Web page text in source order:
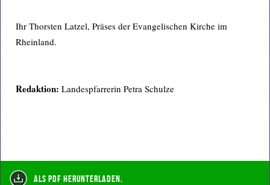
Ihr Thorsten Latzel, Präses der Evangelischen Kirche im
Rheinland.
Redaktion: Landespfarrerin Petra Schulze
als PDF herunterladen.